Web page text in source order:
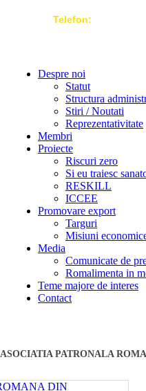
Telefon:
Despre noi
Statut
Structura
Stiri / Noutati
Reprezentativitate
Membri
Proiecte
Riscuri zero
Si eu traiesc
RESKILL
ICCEE
Promovare export
Targuri
Misiuni
Media
Comunicate de
Romalimenta in
Teme majore de interes
Contact
ASOCIATIA PATRONALA